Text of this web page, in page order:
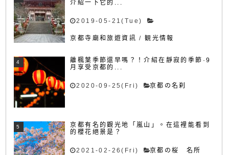
介紹一下它的...
2019-05-21(Tue)
京都寺廟和旅遊資訊 /観光情報
離楓葉季節還早嗎？！介紹在靜寂的季節·9
月享受京都的...
2020-09-25(Fri) 京都の名刹
京都有名的觀光地「嵐山」。在這裡能看到
的櫻花絕景是？
2021-02-26(Fri) 京都の桜 名所